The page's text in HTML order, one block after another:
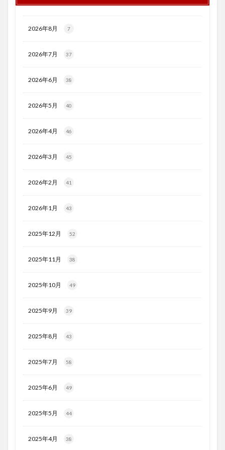
2026年8月 7
2026年7月 37
2026年6月 38
2026年5月 40
2026年4月 46
2026年3月 45
2026年2月 41
2026年1月 43
2025年12月 52
2025年11月 38
2025年10月 49
2025年9月 39
2025年8月 43
2025年7月 58
2025年6月 49
2025年5月 44
2025年4月 38